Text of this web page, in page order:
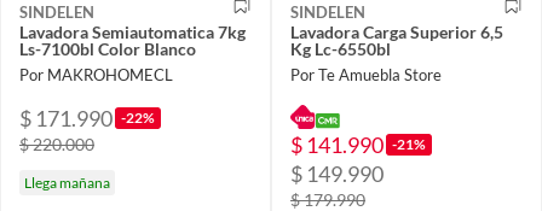
SINDELEN
Lavadora Semiautomatica 7kg
Ls-7100bl Color Blanco
Por MAKROHOMECL
$ 171.990 -22%
$ 220.000
Llega mañana
SINDELEN
Lavadora Carga Superior 6,5
Kg Lc-6550bl
Por Te Amuebla Store
$ 141.990 -21%
$ 149.990
$ 179.990